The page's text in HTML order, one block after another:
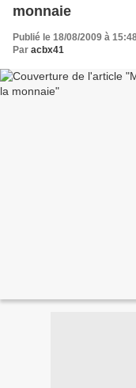
monnaie
Publié le 18/08/2009 à
Par acbx41